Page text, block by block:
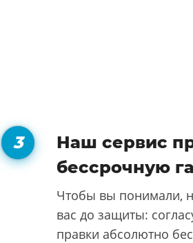
Наш сервис
бессрочную
Чтобы вы понимали,
вас до защиты:
правки абсолютно